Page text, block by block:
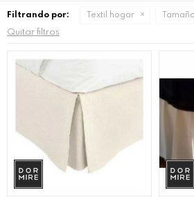
Filtrando por: Textil hogar
Quitar filtros